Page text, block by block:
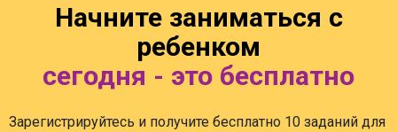
Начните заниматься с
ребенком
сегодня - это бесплатно
Зарегистрируйтесь и получите бесплатно 10 заданий для